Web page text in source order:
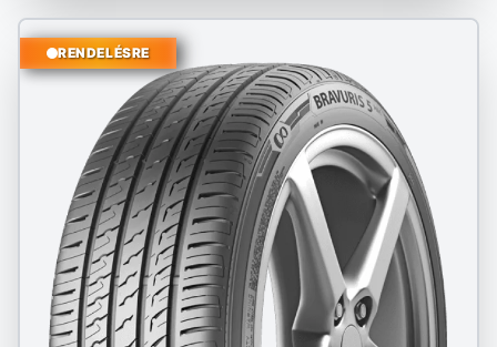
RENDELÉSRE